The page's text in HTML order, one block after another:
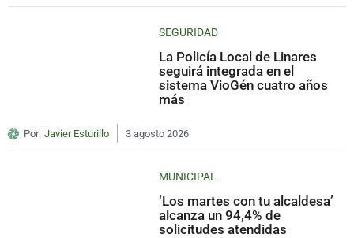
SEGURIDAD
La Policía Local de Linares
seguirá integrada en el
sistema VioGén cuatro años
más
Por: Javier Esturillo 3 agosto 2026
MUNICIPAL
‘Los martes con tu alcaldesa’
alcanza un 94,4% de
solicitudes atendidas